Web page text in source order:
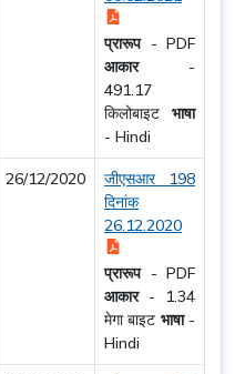
प्रारूप- PDF
आकार -
491.17
किलोबाइट भाषा
- Hindi
26/12/2020
जीएसआर 198
दिनांक
26.12.2020
प्रारूप- PDF
आकार -
1.34
मेगा बाइट भाषा-
Hindi